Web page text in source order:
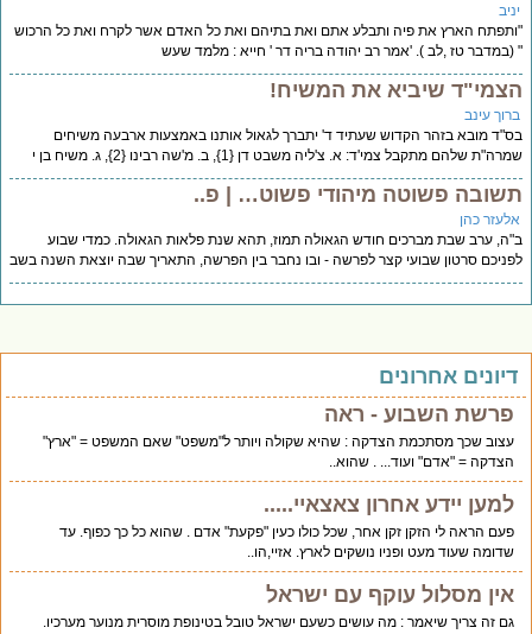
הארץ את פיה ותבלע אתם ואת בתיהם ואת כל האדם אשר לקרח ואת כל הרכוש
טז ,לב ). 'אמר רב יהודה בריה דר ' חייא : מלמד שעש
שיביא את המשיח!
עינב
מובא בזהר הקדוש שעתיד ד' יתברך לגאול אותנו באמצעות ארבעה משיחים
שלהם מתקבל צמי'ד: א. צ'ליה משבט דן {1}, ב. מ'שה רבינו {2}, ג. משיח בן י
פשוטה מיהודי פשוט… | פ..
כהן
ערב שבת מברכים חודש הגאולה תמוז, תהא שנת פלאות הגאולה. כמדי שבוע
סרטון שבועי קצר לפרשה - ובו נחבר בין הפרשה, התאריך שבה יוצאת השנה בשב
אחרונים
פרשת השבוע - ראה
עצוב שכך מסתכמת הצדקה : שהיא שקולה ויותר ל"משפט" שאם המשפט = "ארץ"
הצדקה = "אדם" ועוד... . שהוא..
למען יידע אחרון צאצאיי.....
פעם הראה לי הזקן זקן אחר, שכל כולו כעין "פקעת" אדם . שהוא כל כך כפוף. עד
שדומה שעוד מעט ופניו נושקים לארץ. אזיי,הו..
אין מסלול עוקף עם ישראל
גם זה צריך שיאמר : מה עושים כשעם ישראל טובל בטינופת מוסרית מנוער מערכיו.